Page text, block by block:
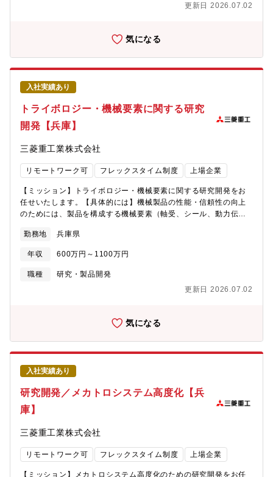
り、選考フローを熟知しておりますので、内定まで丁寧にフォロ
験計画、実験装置および試験方法の計画、試験結果の評価、シミ
ジメントのいずれか。【本ポジションの魅力】私たちの職場で
は、CO2回収プラントをはじめとするカーボンニュートラル関連
製品、原子力、防衛・宇宙製品など、幅広い分野の研究開発に携
わることができます。特に、化学分野では新エネルギーやCO2利
活用を含む新製品の研究開発にも関与する機会があります。これ
らのプロジェクトは、エネルギーの安定供給や環境保護、安全保
障といった重要な課題に取り組んでおり、世界規模での社会貢献
へと直結しています。【働き方】化学第三研究室は、3つのチーム
からなる研究室です。20～30歳代が多く、40～50歳代のベテラ
んでいる活気あふれる職場です。完全フレックス勤務制度を導入
しており、在宅勤務も業務状況に応じて柔軟に活用しています。
また、社内での研究活動に留まらず、国内外の研究機関との共同
入れ、研究の質を高めています。【同社について】・三菱グルー
プの創業者岩崎彌太郎は政府より工部省長崎造船局を借り受け、
長崎造船所と命名して造船事業を開始したことを契機に1884年に
創業した同社は発電プラントなどの社会インフラ、船舶、航空機
ジニアリングとものづくりのグローバルリーダーとして、社会を
売上収益5.0271兆円、当期利益2,454億円等いずれも過去最高値
であり、NO1重工業メーカーでありながらさらに成長をしており
た働き方が可能です。・パソナから入社実績が多数あり、選考フ
更新日 2026.07.02
気になる
入社実績あり
トライボロジー・機械要素に関する研究
開発【兵庫】
三菱重工業株式会社
リモートワーク可 フレックスタイム制度 上場企業
【ミッション】トライボロジー・機械要素に関する研究開発をお
任せいたします。【具体的には】機械製品の性能・信頼性の向上
のためには、製品を構成する機械要素（軸受、シール、動力伝達
潤滑・密封などのトライボロジー技術の高度化が不可欠です。三
菱重工の製品には発電プラント等超大型の設備やガスタービン、
防衛、航空宇宙機器など、過酷環境で使用されるものが多く、特
殊な環境条件に対応できる機械要素の研究開発を担当いただく重
がら、チームで問題を解決していくとてもやりがいのある仕事が
さを感じることができます。また、社外の研究機関とも研究をす
る機会もあり、ご自身が目指すキャリアに対して選択肢が多くあ
る魅力ある職場です。【働き方】機械要素やトライボロジーの研
究開発を中心に進めるチームに所属して業務して頂くことになり
ます。業務経験が豊富なメンバーが手厚く指導、サポートしなが
ら仕事を行っていただけます。フレックス勤務制、在宅勤務制が
あります。【同社について】・三菱グループの創業者岩崎彌太郎
は政府より工部省長崎造船局を借り受け、長崎造船所と命名して
造船事業を開始したことを契機に1884年に創業した同社は発電プ
ロケットなどの宇宙機器に至るまで、エンジニアリングとものづ
くりのグローバルリーダーとして、社会を牽引しております。・
直近2024年度決算で受注高7兆0,712億円 売上収益5.0271兆
勤務地 兵庫県
年収 600万円～1100万円
職種
研究・製品開発
更新日 2026.07.02
気になる
入社実績あり
研究開発／メカトロシステム高度化【兵
庫】
三菱重工業株式会社
リモートワーク可 フレックスタイム制度 上場企業
【ミッション】メカトロシステム高度化のための研究開発をお任